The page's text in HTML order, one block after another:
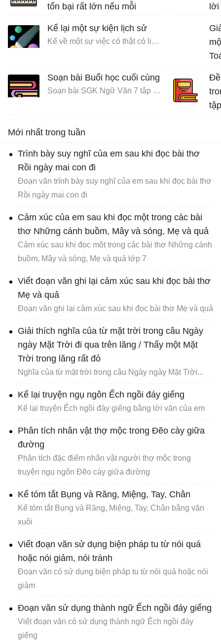
tổn bại rất lớn nếu mỗi
vệ môi trường sống.
Bài văn mẫu lớp 7 số 5 đề 4
Kể lại một sự kiện lịch sử
Kể về một sự việc có thật có liên quan đến nhân vật hoặc sự kiện lịch sử
Soạn bài Buổi học cuối cùng
Soạn bài SGK Ngữ Văn 7 tập 1 Cánh diều
lời
Đề
Mới nhất trong tuần
Trình bày suy nghĩ của em sau khi đọc bài thơ
Rồi ngày mai con đi
Đoạn văn trình bày suy nghĩ của em sau khi đọc bài thơ
Rồi ngày mai con đi
Cảm xúc của em sau khi đọc một trong các bài
thơ Những cánh buồm, Mây và sóng, Mẹ và quả
Cảm xúc sau khi đọc một trong các bài thơ Những cánh
buồm, Mây và sóng, Mẹ và quả lớp 7
Viết đoạn văn ghi lại cảm xúc sau khi đọc bài thơ
Mẹ và quả
Đoạn văn ghi lại cảm xúc sau khi đọc bài thơ Mẹ và quả
Giải thích nghĩa của từ mặt trời trong câu Ngày
ngày Mặt Trời đi qua trên lăng / Thấy một Mặt
Trời trong lăng rất đỏ
Nghĩa của từ mặt trời trong câu Ngày ngày Mặt Trời...
Kể lại truyện ngụ ngôn Ếch ngồi đáy giếng
Kể lại truyện Ếch ngồi đáy giếng bằng lời văn của em
Phân tích nhân vật thợ mộc trong Đẽo cày giữa
đường
Phân tích đặc điểm nhân vật người thợ mộc trong
truyện ngụ ngôn Đẽo cày giữa đường
Kể tóm tắt Bụng và Răng, Miệng, Tay, Chân
Kể tóm tắt Bụng và Răng, Miệng, Tay, Chân bằng văn
xuôi
Viết đoạn văn sử dụng biện pháp tu từ nói quá
hoặc nói giảm, nói tránh
Đoạn văn có sử dụng biện pháp tu từ nói quá hoặc nói
giảm
Đoạn văn sử dụng thành ngữ Ếch ngồi đáy giếng
Viết đoạn văn có sử dụng thành ngữ Ếch ngồi đáy
giếng